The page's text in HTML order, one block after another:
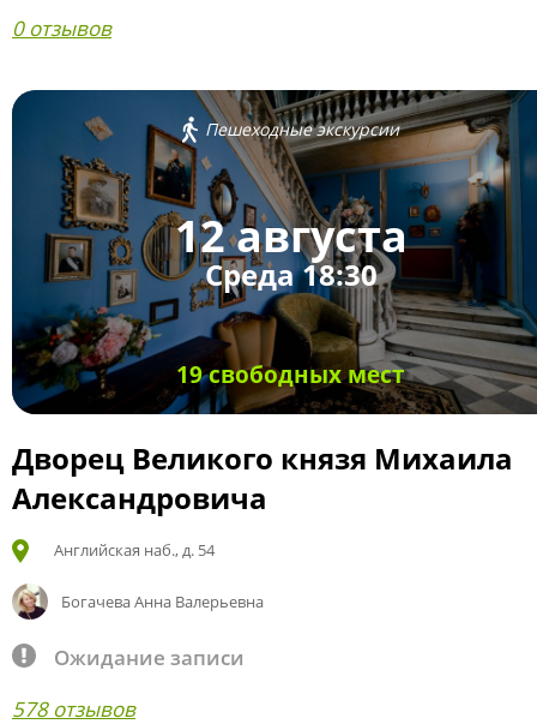
0 отзывов
Пешеходные экскурсии
12 августа
Среда 18:30
19 свободных мест
Дворец Великого князя Михаила
Александровича
Английская наб., д. 54
Богачева Анна Валерьевна
Ожидание записи
578 отзывов